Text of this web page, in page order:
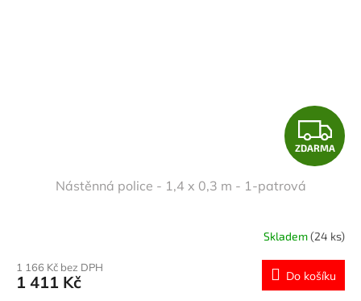
Z
D
R
M
ZDARMA
Nástěnná police - 1,4 x 0,3 m - 1-patrová
Skladem(24 ks)
1 166 Kč bez DPH
1 411 Kč Do košíku